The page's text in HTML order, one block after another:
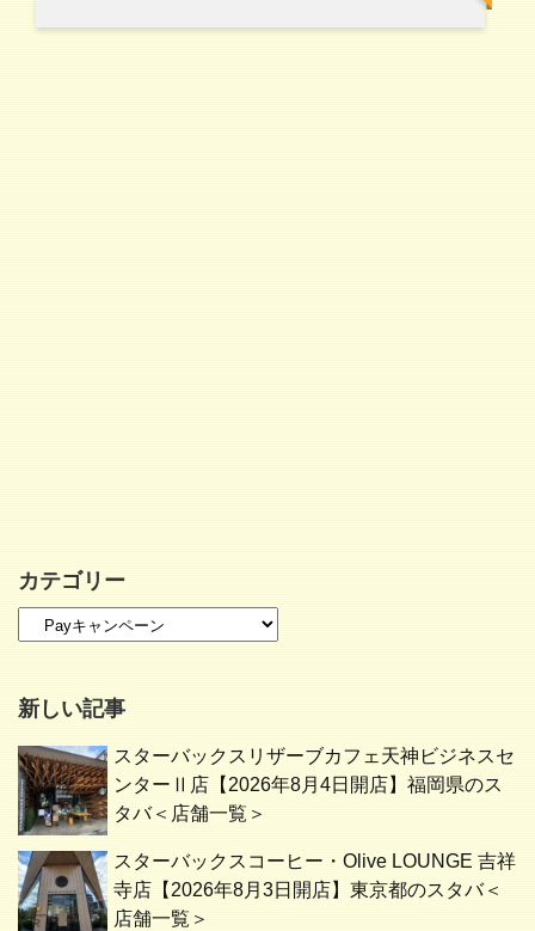
カテゴリー
新しい記事
スターバックスリザーブカフェ天神ビジネスセ
ンターⅡ店【2026年8月4日開店】福岡県のス
タバ＜店舗一覧＞
スターバックスコーヒー・Olive LOUNGE 吉祥
寺店【2026年8月3日開店】東京都のスタバ＜
店舗一覧＞